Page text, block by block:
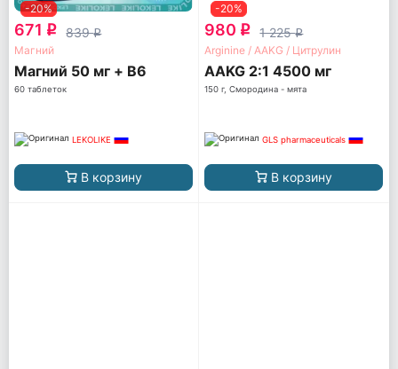
-20%
671 q 839q
Магний
Магний 50 мг + B6
60 таблеток
LEKOLIKE
В корзину
-20%
980 q 1 225q
Arginine / AAKG / Цитрулин
AAKG 2:1 4500 мг
150 г, Смородина - мята
GLS pharmaceuticals
В корзину